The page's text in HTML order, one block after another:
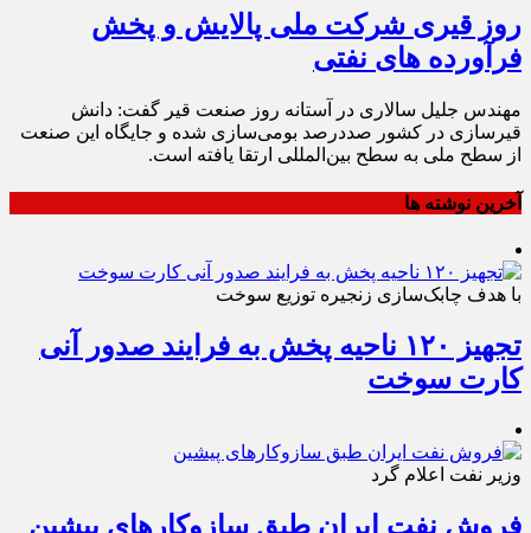
روز قیری شرکت ملی پالایش و پخش
فرآورده های نفتی
مهندس جلیل سالاری در آستانه روز صنعت قیر گفت: دانش
قیرسازی در کشور صددرصد بومی‌سازی شده و جایگاه این صنعت
از سطح ملی به سطح بین‌المللی ارتقا یافته است.
آخرین نوشته ها
با هدف چابک‌سازی زنجیره توزیع سوخت
تجهیز ۱۲۰ ناحیه پخش به فرایند صدور آنی
کارت سوخت
وزیر نفت اعلام گرد
فروش نفت ایران طبق سازوکارهای پیشین